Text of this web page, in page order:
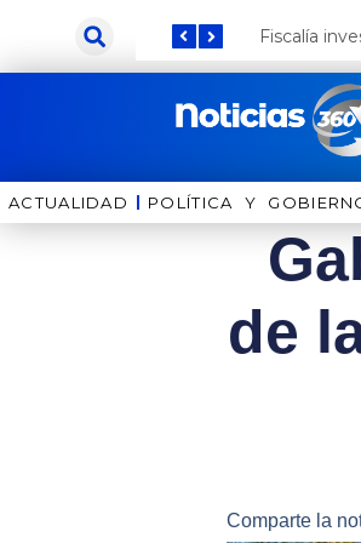
contenido
ACTUALIDAD POLÍTICA Y
de
Comparte la